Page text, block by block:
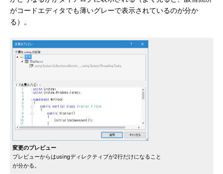
がコードエディタでも薄いグレーで表示されているのが分か
る）。
変更のプレビュー
プレビューからはusingディレクティブが2行だけになること
が分かる。